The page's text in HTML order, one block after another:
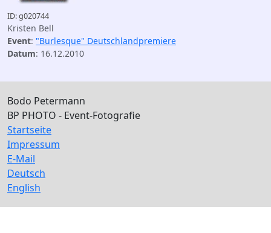
ID: g020744
Kristen Bell
Event: "Burlesque" Deutschlandpremiere
Datum: 16.12.2010
Bodo Petermann
BP PHOTO - Event-Fotografie
Startseite
Impressum
E-Mail
Deutsch
English